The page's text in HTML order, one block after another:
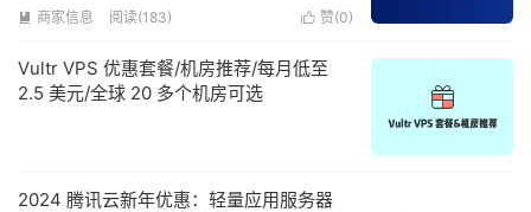
 商家信息 阅读(183)  赞(0)
Vultr VPS 优惠套餐/机房推荐/每月低至
2.5 美元/全球 20 多个机房可选
2024 腾讯云新年优惠：轻量应用服务器